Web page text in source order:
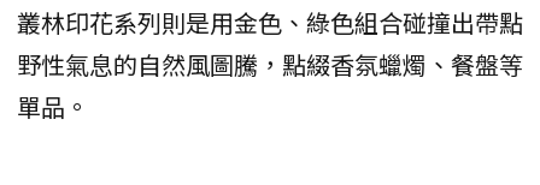
叢林印花系列則是用金色、綠色組合碰撞出帶點
野性氣息的自然風圖騰，點綴香氛蠟燭、餐盤等
單品。